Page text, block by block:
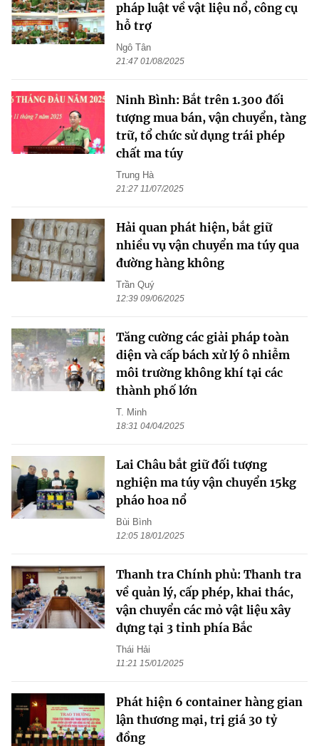
pháp luật về vật liệu nổ, công cụ
hỗ trợ
Ngô Tân
21:47 01/08/2025
Ninh Bình: Bắt trên 1.300 đối
tượng mua bán, vận chuyển, tàng
trữ, tổ chức sử dụng trái phép
chất ma túy
Trung Hà
21:27 11/07/2025
Hải quan phát hiện, bắt giữ
nhiều vụ vận chuyển ma túy qua
đường hàng không
Trần Quý
12:39 09/06/2025
Tăng cường các giải pháp toàn
diện và cấp bách xử lý ô nhiễm
môi trường không khí tại các
thành phố lớn
T. Minh
18:31 04/04/2025
Lai Châu bắt giữ đối tượng
nghiện ma túy vận chuyển 15kg
pháo hoa nổ
Bùi Bình
12:05 18/01/2025
Thanh tra Chính phủ: Thanh tra
về quản lý, cấp phép, khai thác,
vận chuyển các mỏ vật liệu xây
dựng tại 3 tỉnh phía Bắc
Thái Hải
11:21 15/01/2025
Phát hiện 6 container hàng gian
lận thương mại, trị giá 30 tỷ
đồng